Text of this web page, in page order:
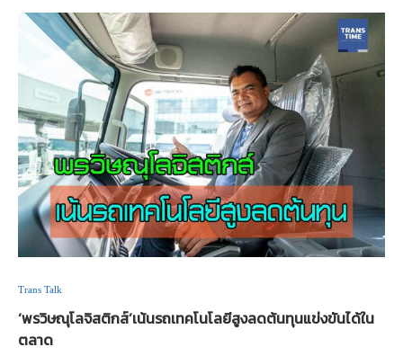
Trans Talk
‘พรวิษณุโลจิสติกส์’เน้นรถเทคโนโลยีสูงลดต้นทุนแข่งขันได้ใน
ตลาด